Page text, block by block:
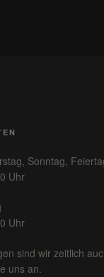
Sonntag,
Uhr
Uhr
sind wir zeitlich
uns an.